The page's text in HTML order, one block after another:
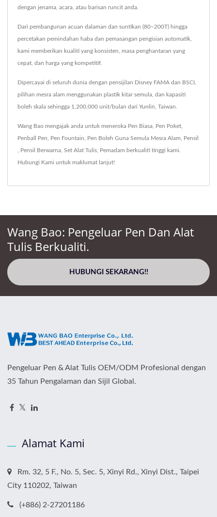
dengan jenama, acara, atau barisan runcit anda.
Dari pembangunan acuan dalaman dan suntikan (80–200T) hingga
percetakan pemindahan haba dan pemasangan pengisian automatik,
kami memberikan kualiti yang konsisten, masa penghantaran yang
cepat, dan harga yang kompetitif.
Dipercayai di seluruh dunia dengan pensijilan Disney FAMA dan BSCI,
pilihan mesra alam menggunakan plastik kitar semula, dan kapasiti
boleh skala sehingga 1,200,000 unit/bulan dari Yunlin, Taiwan.
Wang Bao mengajak anda untuk meneroka Pen Biasa Pen Poket
Penball Pen Pen Fountain Pen Boleh Guna Semula Mesra Alam Pensil
Pensil Berwarna Set Alat Tulis Pemadam berkualiti tinggi kami.
Hubungi Kami untuk maklumat lanjut!
Wang Bao: Pengeluar Pen Dan Alat
Tulis Berkualiti.
HUBUNGI SEKARANG!!
Pengeluar Pen & Alat Tulis OEM/ODM Profesional dengan
35 Tahun Pengalaman dan Sijil Global.
Alamat Kami
Rm. 32, 5 F., No. 5, Sec. 5, Xinyi Rd., Xinyi Dist., Taipei
City 110202, Taiwan
(+886) 2-27201186